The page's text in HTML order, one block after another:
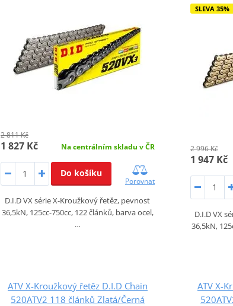
2 811 Kč
1 827 Kč Na centrálním skladu v ČR
Do košíku
Porovnat
D.I.D VX série X-Kroužkový řetěz, pevnost
36,5kN, 125cc-750cc, 122 článků, barva ocel,
…
SLEVA 35%
2 996 Kč
1 947 Kč
D.I.D VX
36,5kN,
ATV X-Kroužkový řetěz D.I.D Chain
520ATV2 118 článků Zlatá/Černá
ATV X-